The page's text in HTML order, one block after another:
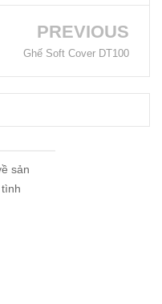
PREVIOUS
Ghế Soft Cover DT100
sản